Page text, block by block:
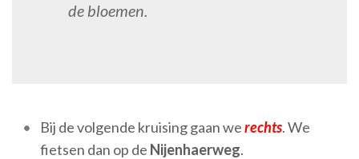
de bloemen.
Bij de volgende kruising gaan werechts. We
fietsen dan op de Nijenhaerweg.